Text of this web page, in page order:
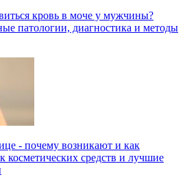
кровь в моче у мужчины?
патологии, диагностика и методы
- почему возникают и как
косметических средств и лучшие